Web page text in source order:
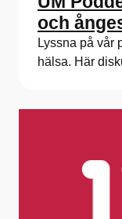
och
Lyssna på vår
hälsa. Här